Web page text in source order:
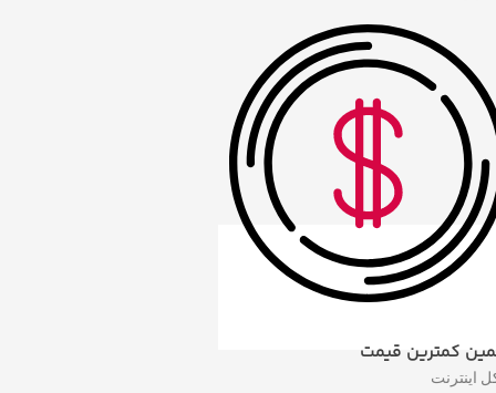
کمترین قیمت
اینترنت